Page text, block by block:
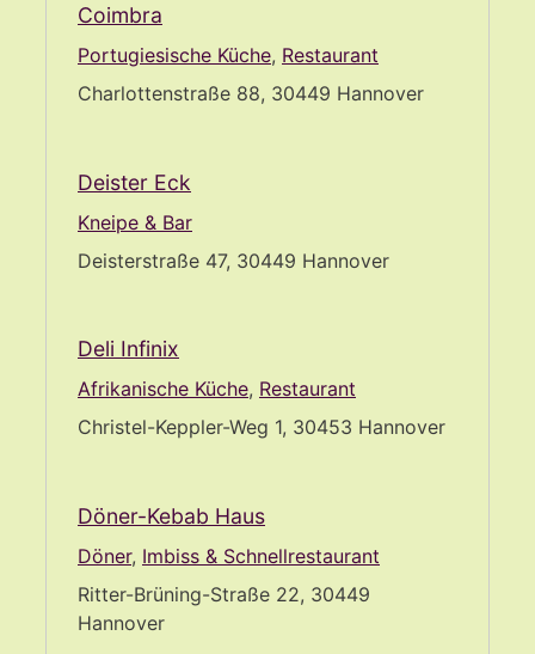
Coimbra
Portugiesische Küche, Restaurant
Charlottenstraße 88, 30449 Hannover
Deister Eck
Kneipe & Bar
Deisterstraße 47, 30449 Hannover
Deli Infinix
Afrikanische Küche, Restaurant
Christel-Keppler-Weg 1, 30453 Hannover
Döner-Kebab Haus
Döner, Imbiss & Schnellrestaurant
Ritter-Brüning-Straße 22, 30449
Hannover